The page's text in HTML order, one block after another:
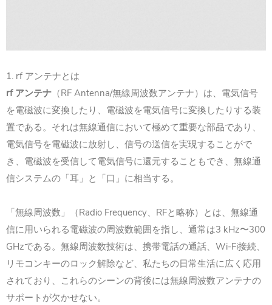
1. rf アンテナとは
rf アンテナ （RF Antenna/無線周波数アンテナ）は、電気信号
を電磁波に変換したり、電磁波を電気信号に変換したりする装
置である。それは無線通信において極めて重要な部品であり、
電気信号を電磁波に放射し、信号の送信を実現することがで
き、電磁波を受信して電気信号に還元することもでき、無線通
信システムの「耳」と「口」に相当する。
「無線周波数」（Radio Frequency、RFと略称）とは、無線通
信に用いられる電磁波の周波数範囲を指し、通常は3 kHz〜300
GHzである。無線周波数技術は、携帯電話の通話、Wi-Fi接続、
リモコンキーのロック解除など、私たちの日常生活に広く応用
されており、これらのシーンの背後には無線周波数アンテナの
サポートが欠かせない。